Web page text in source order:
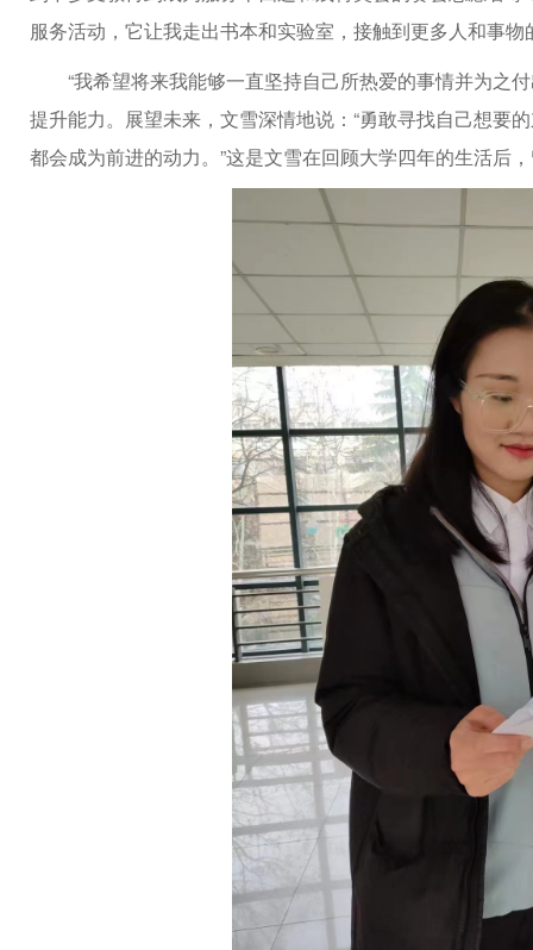
服务活动，它让我走出书本和实验室，接触到更多人和事
“我希望将来我能够一直坚持自己所热爱的事情并为之
提升能力。展望未来，文雪深情地说：“勇敢寻找自己想要
都会成为前进的动力。”这是文雪在回顾大学四年的生活后